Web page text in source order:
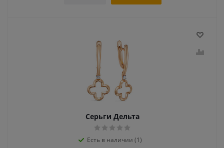
Серьги Дельта
Есть в наличии (1)